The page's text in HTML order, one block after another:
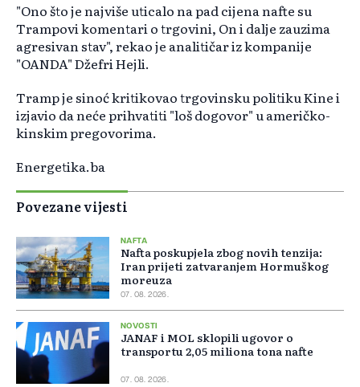
"Ono što je najviše uticalo na pad cijena nafte su
Trampovi komentari o trgovini, On i dalje zauzima
agresivan stav", rekao je analitičar iz kompanije
"OANDA" Džefri Hejli.
Tramp je sinoć kritikovao trgovinsku politiku Kine i
izjavio da neće prihvatiti "loš dogovor" u američko-
kinskim pregovorima.
Energetika.ba
Povezane vijesti
NAFTA
Nafta poskupjela zbog novih tenzija:
Iran prijeti zatvaranjem Hormuškog
moreuza
07. 08. 2026.
NOVOSTI
JANAF i MOL sklopili ugovor o
transportu 2,05 miliona tona nafte
07. 08. 2026.